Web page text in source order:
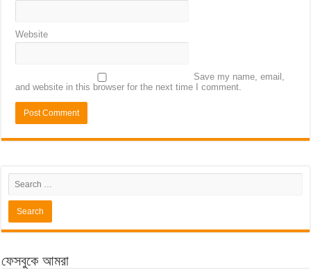
Website
Save my name, email,
and website in this browser for the next time I comment.
ফেসবুকে আমরা